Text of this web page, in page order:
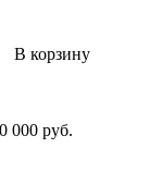
В корзину
000 руб.